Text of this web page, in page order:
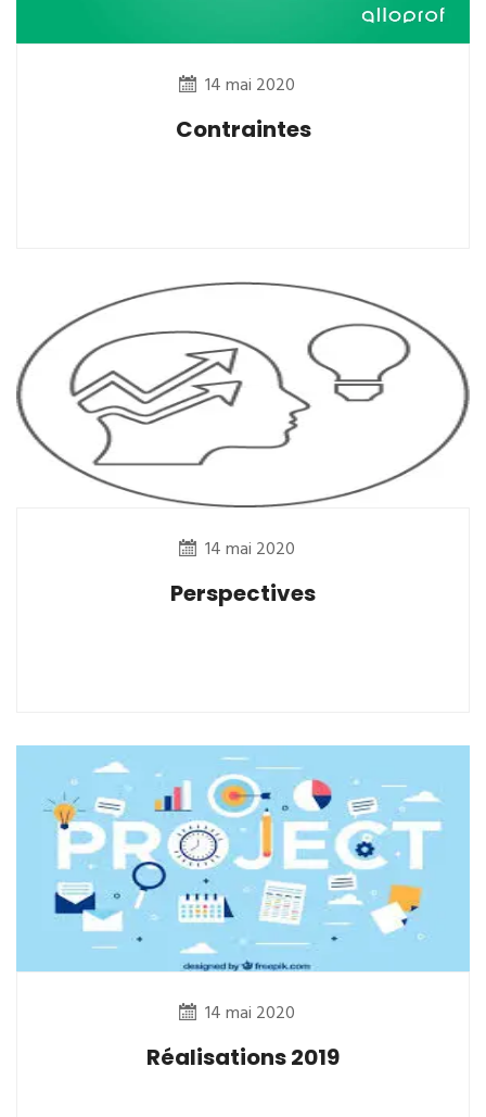
14 mai 2020
Contraintes
14 mai 2020
Perspectives
14 mai 2020
Réalisations 2019